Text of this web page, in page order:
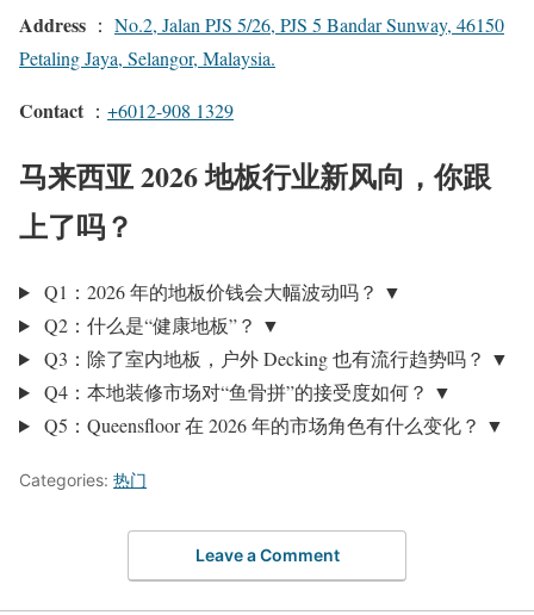
Address ： No.2, Jalan PJS 5/26, PJS 5 Bandar Sunway, 46150
Petaling Jaya, Selangor, Malaysia.
Contact ： +6012-908 1329
马来西亚 2026 地板行业新风向，你跟
上了吗？
Q1：2026 年的地板价钱会大幅波动吗？ ▼
Q2：什么是“健康地板”？ ▼
Q3：除了室内地板，户外 Decking 也有流行趋势吗？ ▼
Q4：本地装修市场对“鱼骨拼”的接受度如何？ ▼
Q5：Queensfloor 在 2026 年的市场角色有什么变化？ ▼
Categories: 热门
Leave a Comment